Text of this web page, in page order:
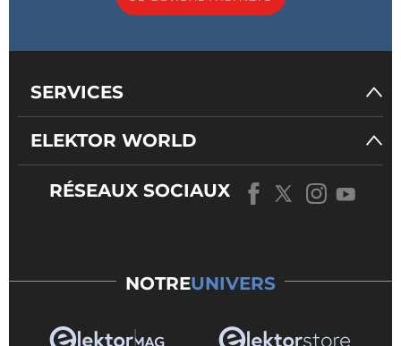
SERVICES
ELEKTOR WORLD
RÉSEAUX SOCIAUX
NOTREUNIVERS